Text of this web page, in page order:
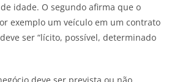
idade. O segundo afirma que o
exemplo um veículo em um contrato
ser “lícito, possível, determinado
deve ser prevista ou não